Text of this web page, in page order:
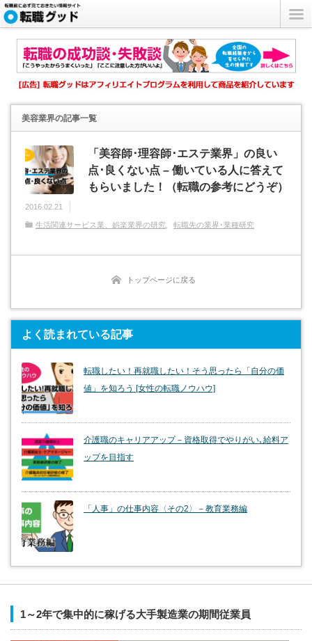
美容業界の記事一覧
「美容師･理容師･エステ業界」の良い
点･良くない点 – 働いている人に答えて
もらいました！（転職の参考にどうぞ）
2016.02.21
生活関連サービス業、娯楽業界の研究 転職先の業界･業種研究
トップページに戻る
よく読まれている記事
転職したい！再就職したい！そう思ったら「自分の価
値」を知ろう [女性の転職ノウハウ]
介護職のキャリアアップ－資格取得でやりがい､給料ア
ップを目指す
「人事」の仕事内容〈その2〉－教育業務編
1～2年で集中的に稼げる大手製造業の期間従業員